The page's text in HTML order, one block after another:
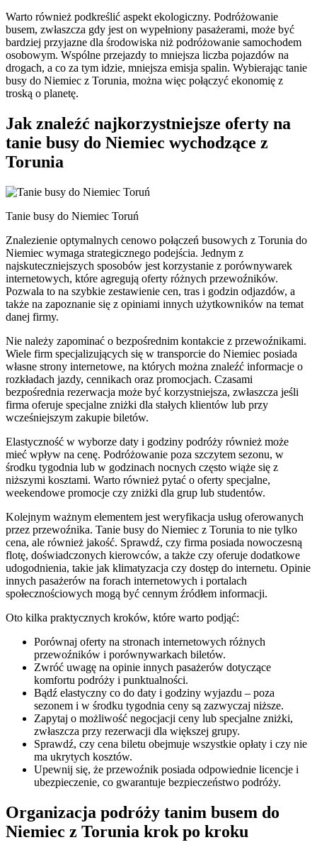
Warto również podkreślić aspekt ekologiczny. Podróżowanie
busem, zwłaszcza gdy jest on wypełniony pasażerami, może być
bardziej przyjazne dla środowiska niż podróżowanie samochodem
osobowym. Wspólne przejazdy to mniejsza liczba pojazdów na
drogach, a co za tym idzie, mniejsza emisja spalin. Wybierając tanie
busy do Niemiec z Torunia, można więc połączyć ekonomię z
troską o planetę.
Jak znaleźć najkorzystniejsze oferty na
tanie busy do Niemiec wychodzące z
Torunia
Tanie busy do Niemiec Toruń
Znalezienie optymalnych cenowo połączeń busowych z Torunia do
Niemiec wymaga strategicznego podejścia. Jednym z
najskuteczniejszych sposobów jest korzystanie z porównywarek
internetowych, które agregują oferty różnych przewoźników.
Pozwala to na szybkie zestawienie cen, tras i godzin odjazdów, a
także na zapoznanie się z opiniami innych użytkowników na temat
danej firmy.
Nie należy zapominać o bezpośrednim kontakcie z przewoźnikami.
Wiele firm specjalizujących się w transporcie do Niemiec posiada
własne strony internetowe, na których można znaleźć informacje o
rozkładach jazdy, cennikach oraz promocjach. Czasami
bezpośrednia rezerwacja może być korzystniejsza, zwłaszcza jeśli
firma oferuje specjalne zniżki dla stałych klientów lub przy
wcześniejszym zakupie biletów.
Elastyczność w wyborze daty i godziny podróży również może
mieć wpływ na cenę. Podróżowanie poza szczytem sezonu, w
środku tygodnia lub w godzinach nocnych często wiąże się z
niższymi kosztami. Warto również pytać o oferty specjalne,
weekendowe promocje czy zniżki dla grup lub studentów.
Kolejnym ważnym elementem jest weryfikacja usług oferowanych
przez przewoźnika. Tanie busy do Niemiec z Torunia to nie tylko
cena, ale również jakość. Sprawdź, czy firma posiada nowoczesną
flotę, doświadczonych kierowców, a także czy oferuje dodatkowe
udogodnienia, takie jak klimatyzacja czy dostęp do internetu. Opinie
innych pasażerów na forach internetowych i portalach
społecznościowych mogą być cennym źródłem informacji.
Oto kilka praktycznych kroków, które warto podjąć:
Porównaj oferty na stronach internetowych różnych
przewoźników i porównywarkach biletów.
Zwróć uwagę na opinie innych pasażerów dotyczące
komfortu podróży i punktualności.
Bądź elastyczny co do daty i godziny wyjazdu – poza
sezonem i w środku tygodnia ceny są zazwyczaj niższe.
Zapytaj o możliwość negocjacji ceny lub specjalne zniżki,
zwłaszcza przy rezerwacji dla większej grupy.
Sprawdź, czy cena biletu obejmuje wszystkie opłaty i czy nie
ma ukrytych kosztów.
Upewnij się, że przewoźnik posiada odpowiednie licencje i
ubezpieczenie, co gwarantuje bezpieczeństwo podróży.
Organizacja podróży tanim busem do
Niemiec z Torunia krok po kroku